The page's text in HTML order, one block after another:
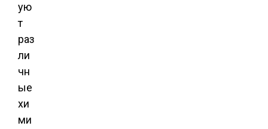
ую
т
раз
ли
чн
ые
хи
ми